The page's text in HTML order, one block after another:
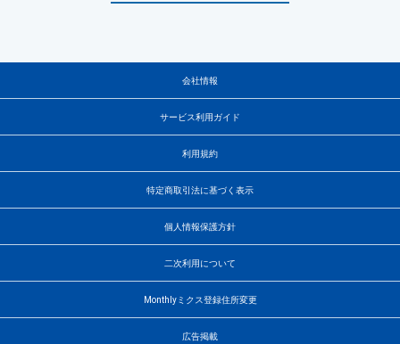
会社情報
サービス利用ガイド
利用規約
特定商取引法に基づく表示
個人情報保護方針
二次利用について
Monthlyミクス登録住所変更
広告掲載